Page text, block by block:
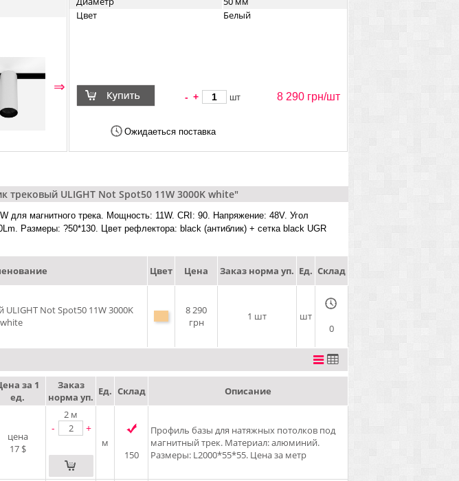
⇒
Цвет
Белый
- + шт 8 290 грн/шт
Ожидаеться поставка
трековый ULIGHT Not Spot50 11W 3000K white"
для магнитного трека. Мощность: 11W. CRI: 90. Напряжение: 48V. Угол
Размеры: ?50*130. Цвет рефлектора: black (антиблик) + сетка black UGR
Цвет Цена Заказ норма уп. Ед. Склад
ULIGHT Not Spot50 11W 3000K
white
8 290
грн
1 шт
шт
0
за 1
ед.
Заказ
норма уп. Ед. Склад Описание
цена
17 $
2 м
- +
м
150
Профиль базы для натяжных потолков под
магнитный трек. Материал: алюминий.
Размеры: L2000*55*55. Цена за метр